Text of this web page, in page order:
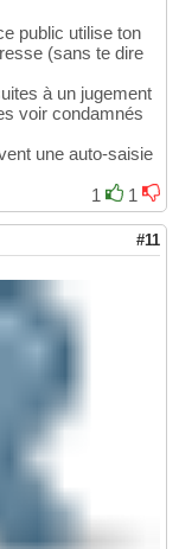
public utilise ton
(sans te dire
à un jugement
voir condamnés
une auto-saisie
1
1
#11